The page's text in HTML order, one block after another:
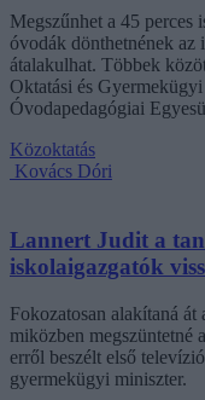
Megszűnhet a 45 perces
óvodák dönthetnének
átalakulhat. Többek
Oktatási és
Óvodapedagógiai
Közoktatás
Kovács Dóri
Lannert Judit a
iskolaigazgatók
Fokozatosan alakítaná át
miközben megszüntetné
erről beszélt első
gyermekügyi miniszter.